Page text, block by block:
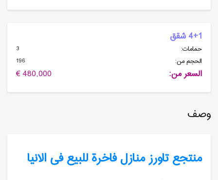
4+1 شقق
حمامات:
3
الحجم من:
196
السعر من: 480,000 €
وصف
منتجع تاورز منازل فاخرة للبیع فی الانیا